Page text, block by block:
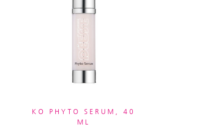
KO PHYTO SERUM, 40
ML